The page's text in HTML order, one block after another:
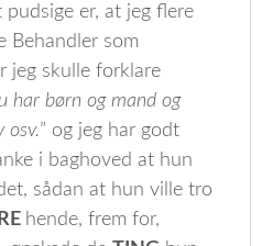
er, at jeg flere
Behandler som
jeg skulle forklare
har børn og mand og
osv.” og jeg har godt
i baghoved at hun
sådan at hun ville tro
hende, frem for,